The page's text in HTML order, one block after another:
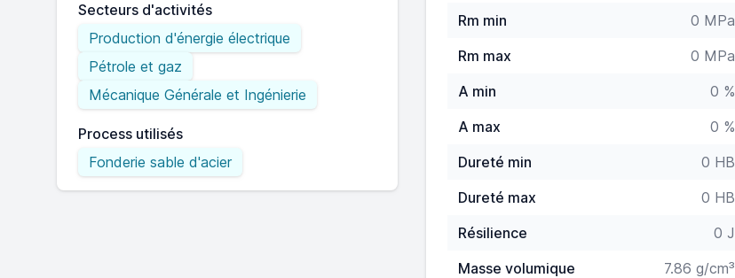
Secteurs d'activités
Production d'énergie électrique
Pétrole et gaz
Mécanique Générale et Ingénierie
Process utilisés
Fonderie sable d'acier
Rm min
0 MPa
Rm max
0 MPa
A min
0 %
A max
0 %
Dureté min
0 HB
Dureté max
0 HB
Résilience
0 J
Masse volumique
7.86 g/cm³